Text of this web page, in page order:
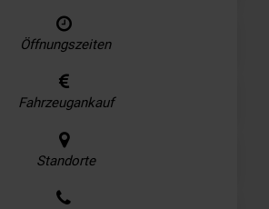
Öffnungszeiten
Fahrzeugankauf
Standorte